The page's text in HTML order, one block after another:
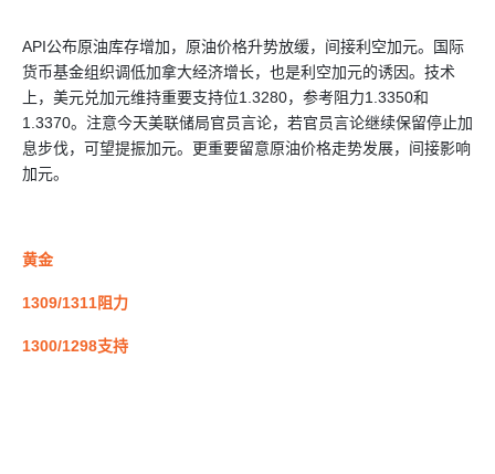
API公布原油库存增加，原油价格升势放缓，间接利空加元。国际
货币基金组织调低加拿大经济增长，也是利空加元的诱因。技术
上，美元兑加元维持重要支持位1.3280，参考阻力1.3350和
1.3370。注意今天美联储局官员言论，若官员言论继续保留停止加
息步伐，可望提振加元。更重要留意原油价格走势发展，间接影响
加元。
黄金
1309/1311阻力
1300/1298支持